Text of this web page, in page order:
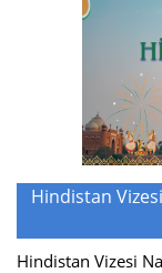
Hindistan
Hindistan Vizesi